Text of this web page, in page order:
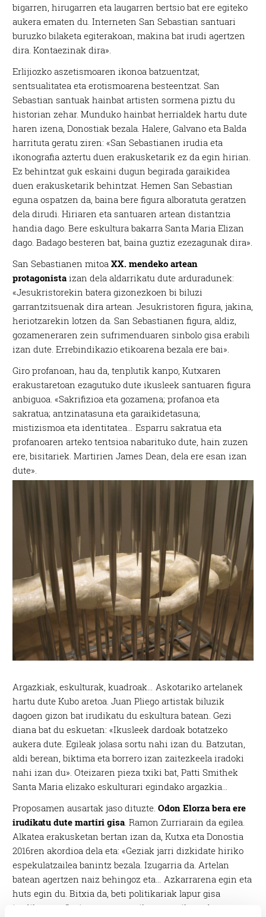
bigarren, hirugarren eta laugarren bertsio bat ere egiteko
aukera ematen du. Interneten San Sebastian santuari
buruzko bilaketa egiterakoan, makina bat irudi agertzen
dira. Kontaezinak dira».
Erlijiozko aszetismoaren ikonoa batzuentzat;
sentsualitatea eta erotismoarena besteentzat. San
Sebastian santuak hainbat artisten sormena piztu du
historian zehar. Munduko hainbat herrialdek hartu dute
haren izena, Donostiak bezala. Halere, Galvano eta Balda
harrituta geratu ziren: «San Sebastianen irudia eta
ikonografia aztertu duen erakusketarik ez da egin hirian.
Ez behintzat guk eskaini dugun begirada garaikidea
duen erakusketarik behintzat. Hemen San Sebastian
eguna ospatzen da, baina bere figura alboratuta geratzen
dela dirudi. Hiriaren eta santuaren artean distantzia
handia dago. Bere eskultura bakarra Santa Maria Elizan
dago. Badago besteren bat, baina guztiz ezezagunak dira».
San Sebastianen mitoaXX. mendeko artean
protagonista izan dela aldarrikatu dute arduradunek:
«Jesukristorekin batera gizonezkoen bi biluzi
garrantzitsuenak dira artean. Jesukristoren figura, jakina,
heriotzarekin lotzen da. San Sebastianen figura, aldiz,
gozameneraren zein sufrimenduaren sinbolo gisa erabili
izan dute. Errebindikazio etikoarena bezala ere bai».
Giro profanoan, hau da, tenplutik kanpo, Kutxaren
erakustaretoan ezagutuko dute ikusleek santuaren figura
anbiguoa. «Sakrifizioa eta gozamena; profanoa eta
sakratua; antzinatasuna eta garaikidetasuna;
mistizismoa eta identitatea… Esparru sakratua eta
profanoaren arteko tentsioa nabarituko dute, hain zuzen
ere, bisitariek. Martirien James Dean, dela ere esan izan
dute».
Argazkiak, eskulturak, kuadroak… Askotariko artelanek
hartu dute Kubo aretoa. Juan Pliego artistak biluzik
dagoen gizon bat irudikatu du eskultura batean. Gezi
diana bat du eskuetan: «Ikusleek dardoak botatzeko
aukera dute. Egileak jolasa sortu nahi izan du. Batzutan,
aldi berean, biktima eta borrero izan zaitezkeela iradoki
nahi izan du». Oteizaren pieza txiki bat, Patti Smithek
Santa Maria elizako eskulturari egindako argazkia…
Proposamen ausartak jaso dituzte.Odon Elorza bera ere
irudikatu dute martiri gisa . Ramon Zurriarain da egilea.
Alkatea erakusketan bertan izan da, Kutxa eta Donostia
2016ren akordioa dela eta: «Geziak jarri dizkidate hiriko
espekulatzailea banintz bezala. Izugarria da. Artelan
batean agertzen naiz behingoz eta… Azkarrarena egin eta
huts egin du. Bitxia da, beti politikariak lapur gisa
irudikatzea. Oraingoan ere topikoa errepikatu da.